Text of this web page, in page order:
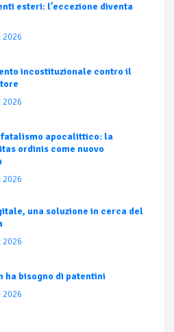
esteri: l’eccezione diventa
2026
incostituzionale contro il
2026
apocalittico: la
ordinis come nuovo
2026
una soluzione in cerca del
2026
ha bisogno di patentini
2026